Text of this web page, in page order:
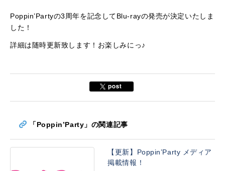
Poppin’Partyの3周年を記念してBlu-rayの発売が決定いたしま
した！
詳細は随時更新致します！お楽しみにっ♪
「Poppin’Party」の関連記事
【更新】Poppin’Party メディア
掲載情報！